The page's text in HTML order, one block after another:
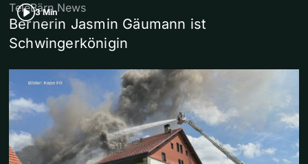
3 Min
TeleBärn News
Bernerin Jasmin Gäumann ist
Schwingerkönigin